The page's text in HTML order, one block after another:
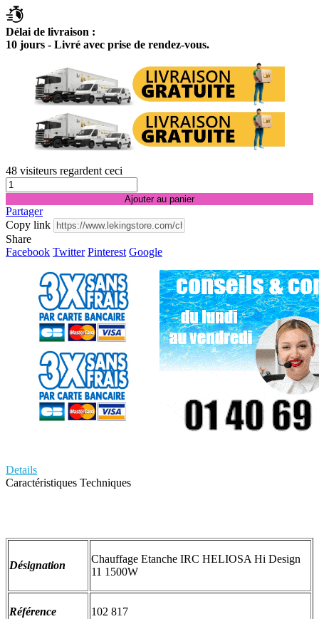
Délai de livraison :
10 jours - Livré avec prise de rendez-vous.
48 visiteurs regardent ceci
Ajouter au panier
Partager
Copy link
Share
Facebook Twitter Pinterest Google
Details
Caractéristiques Techniques
Désignation
Chauffage Etanche IRC HELIOSA Hi Design
11 1500W
Référence 102 817